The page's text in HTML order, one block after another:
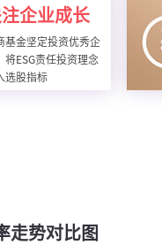
企业成长
基金坚定投资优秀企
将ESG责任投资理念
选股指标
走势对比图